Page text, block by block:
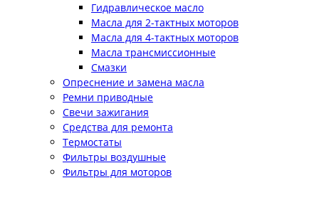
Гидравлическое масло
Масла для 2-тактных моторов
Масла для 4-тактных моторов
Масла трансмиссионные
Смазки
Опреснение и замена масла
Ремни приводные
Свечи зажигания
Средства для ремонта
Термостаты
Фильтры воздушные
Фильтры для моторов